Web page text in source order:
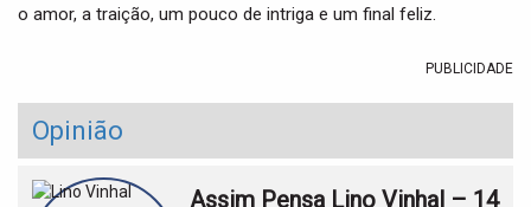
o amor, a traição, um pouco de intriga e um final feliz.
PUBLICIDADE
Opinião
Assim Pensa Lino Vinhal – 14